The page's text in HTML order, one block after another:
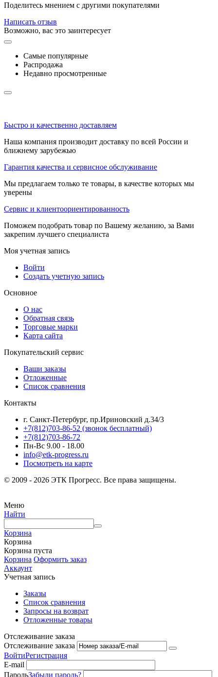
Поделитесь мнением с другими покупателями
Написать отзыв
Возможно, вас это заинтересует
Самые популярные
Распродажа
Недавно просмотренные
Быстро и качественно доставляем
Наша компания производит доставку по всей России и
ближнему зарубежью
Гарантия качества и сервисное обслуживание
Мы предлагаем только те товары, в качестве которых мы
уверены
Сервис и клиентоориентированность
Поможем подобрать товар по Вашему желанию, за Вами
закрепим лучшего специалиста
Моя учетная запись
Войти
Создать учетную запись
Основное
О нас
Обратная связь
Торговые марки
Карта сайта
Покупательский сервис
Ваши заказы
Отложенные
Список сравнения
Контакты
г. Санкт-Петербург, пр.Ириновский д.34/3
+7(812)703-86-52 (звонок бесплатный)
+7(812)703-86-72
Пн-Вс 9.00 - 18.00
info@etk-progress.ru
Посмотреть на карте
© 2009 - 2026 ЭТК Прогресс. Все права защищены.
Меню
Найти
Корзина
Корзина
Корзина пуста
Корзина Оформить заказ
Аккаунт
Учетная запись
Заказы
Список сравнения
Запросы на возврат
Отложенные товары
Отслеживание заказа
Отслеживание заказа
ВойтиРегистрация
E-mail
ПарольЗабыли пароль?